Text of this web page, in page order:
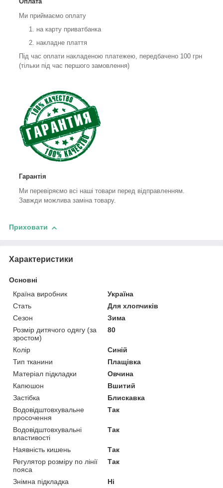
Ми приймаємо оплату
на карту приватбанка
накладне плаття
Під час оплати накладеною платежею, передбачено 100 грн
(тільки під час першого замовлення)
Гарантія
Ми перевіряємо всі наші товари перед відправленням.
Завжди можлива заміна товару.
Приховати
Характеристики
Основні
Країна виробник
Україна
Стать
Для хлопчиків
Сезон
Зима
Розмір дитячого одягу (за
зростом)
80
Колір
Синій
Тип тканини
Плащівка
Матеріал підкладки
Овчина
Капюшон
Вшитий
Застібка
Блискавка
Водовідштовхувальне
просочення
Так
Водовідштовхувальні
властивості
Так
Наявність кишень
Так
Регулятор розміру по лінії
пояса
Так
Знімна підкладка
Ні